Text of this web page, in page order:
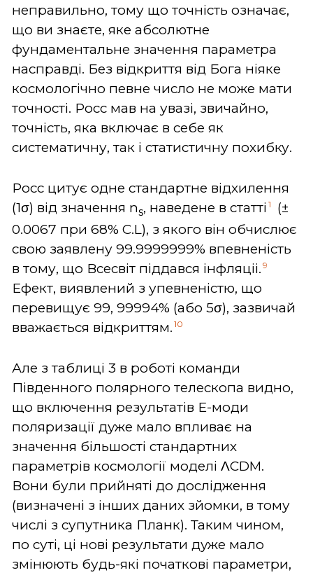
неправильно, тому що точність означає,
що ви знаєте, яке абсолютне
фундаментальне значення параметра
насправді. Без відкриття від Бога ніяке
космологічно певне число не може мати
точності. Росс мав на увазі, звичайно,
точність, яка включає в себе як
систематичну, так і статистичну похибку.
Росс цитує одне стандартне відхилення
(1σ) від значення ns, наведене в статті 1
(±
0.0067 при 68% C.L), з якого він обчислює
свою заявлену 99.9999999% впевненість
в тому, що Всесвіт піддався інфляціі. 9
Ефект, виявлений з упевненістю, що
перевищує 99, 99994% (або 5σ), зазвичай
вважається відкриттям. 10
Але з таблиці 3 в роботі команди
Південного полярного телескопа видно,
що включення результатів Е-моди
поляризації дуже мало впливає на
значення більшості стандартних
параметрів космології моделі ΛCDM.
Вони були прийняті до дослідження
(визначені з інших даних зйомки, в тому
числі з супутника Планк). Таким чином,
по суті, ці нові результати дуже мало
змінюють будь-які початкові параметри,